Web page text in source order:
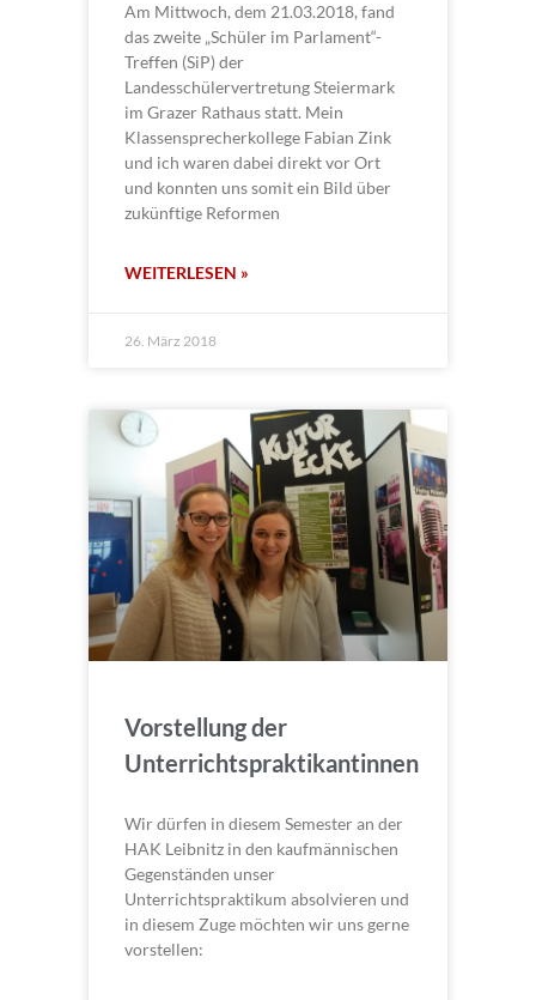
Am Mittwoch, dem 21.03.2018, fand
das zweite „Schüler im Parlament“-
Treffen (SiP) der
Landesschülervertretung Steiermark
im Grazer Rathaus statt. Mein
Klassensprecherkollege Fabian Zink
und ich waren dabei direkt vor Ort
und konnten uns somit ein Bild über
zukünftige Reformen
WEITERLESEN »
26. März 2018
Vorstellung der
Unterrichtspraktikantinnen
Wir dürfen in diesem Semester an der
HAK Leibnitz in den kaufmännischen
Gegenständen unser
Unterrichtspraktikum absolvieren und
in diesem Zuge möchten wir uns gerne
vorstellen: